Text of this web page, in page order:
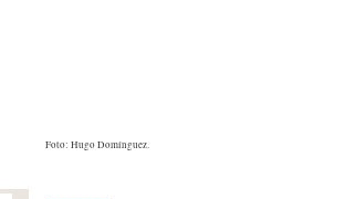
Foto: Hugo Domínguez.